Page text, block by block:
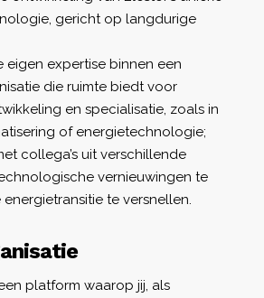
gericht op langdurige
eigen expertise binnen een
die ruimte biedt voor
en specialisatie, zoals in
of energietechnologie;
collega’s uit verschillende
vernieuwingen te
te versnellen.
platform waarop jij, als